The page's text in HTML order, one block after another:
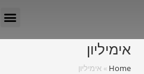
אימיליון
Home
»אימיליון